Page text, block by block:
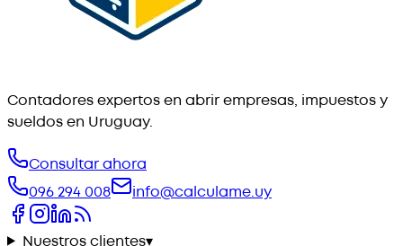
Contadores expertos en abrir empresas, impuestos y
sueldos en Uruguay.
Consultar ahora
096 294 008
info@calculame.uy
Nuestros clientes▾